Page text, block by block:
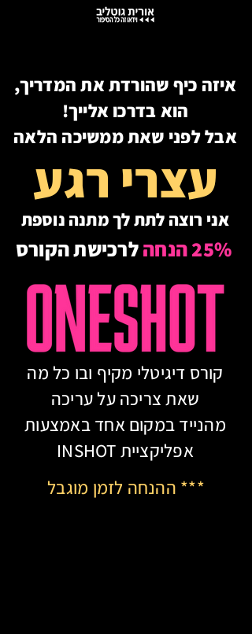
איזה כיף שהורדת את המדריך,
הוא בדרכו אלייך!
אבל לפני שאת ממשיכה הלאה
עצרי רגע
אני רוצה לתת לך מתנה נוספת
25% הנחה לרכישת הקורס
קורס דיגיטלי מקיף ובו כל מה
שאת צריכה על עריכה
מהנייד במקום אחד באמצעות
אפליקציית INSHOT
*** ההנחה לזמן מוגבל